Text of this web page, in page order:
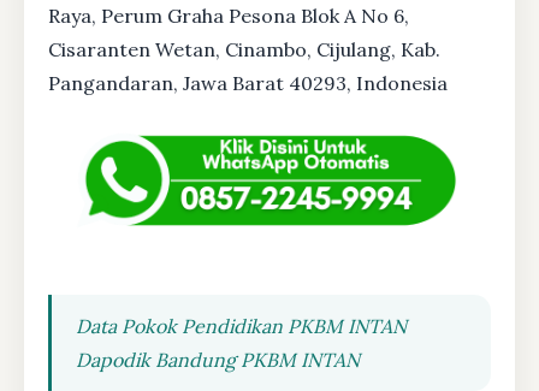
Raya, Perum Graha Pesona Blok A No 6,
Cisaranten Wetan, Cinambo, Cijulang, Kab.
Pangandaran, Jawa Barat 40293, Indonesia
Data Pokok Pendidikan PKBM INTAN
Dapodik Bandung PKBM INTAN